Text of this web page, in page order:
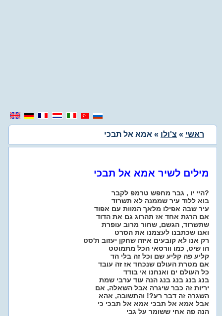
ראשי » צ'ולו » אמא אל תבכי
מילים לשיר אמא אל תבכי
היי יו , גבר מחפש טרמפ לקבר?
בוא ללוד עיר שממנה לא תשרוד
עיר שבה אפילו מלאך המוות עם אפוד
אם הרגת אחד אז תהרוג גם את הדוד
שתשרוד, הגשם, שחור מרוב עופרת
ואנו שכתבנו לעצמנו את הסרט
רק אנו לא קובעים איזה שחקן יעזוב ת'סט
הו שיט, כמו וורסאי הכל מתמוטט
קליע פה קליע שם וכל זה בלי הד
אם מטרת העולם שנכחד אז זה עובד
כל העולם ים ואנחנו אי בודד
בנג בנג בנג בנג הנה עוד ערבי שמת
יריות זה כבר שיגרה אבל השאלה, אם
השגרה זה דבר רע?! והתשובה, אהא
אבל אמא אל תבכי אמא אל תבכי כי
הנה פה אחי ששומר על גבי